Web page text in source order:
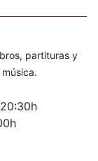
partituras y